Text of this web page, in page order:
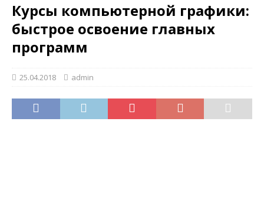
Курсы компьютерной графики:
быстрое освоение главных
программ
25.04.2018 admin